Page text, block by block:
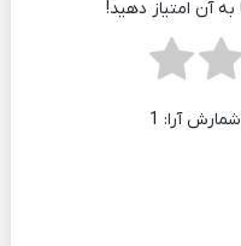
آن امتیاز دهید!
1